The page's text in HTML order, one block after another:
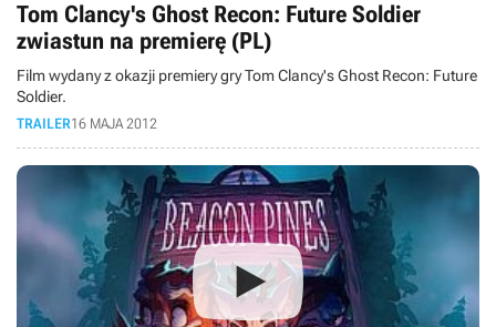
Tom Clancy's Ghost Recon: Future Soldier
zwiastun na premierę (PL)
Film wydany z okazji premiery gry Tom Clancy's Ghost Recon: Future
Soldier.
TRAILER16 MAJA 2012